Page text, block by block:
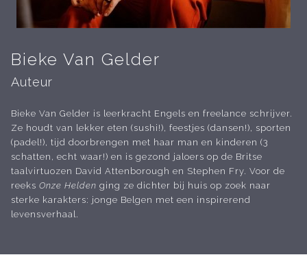
Bieke Van Gelder
Auteur
Bieke Van Gelder is leerkracht Engels en freelance schrijver.
Ze houdt van lekker eten (sushi!), feestjes (dansen!), sporten
(padel!), tijd doorbrengen met haar man en kinderen (3
schatten, echt waar!) en is gezond jaloers op de Britse
taalvirtuozen David Attenborough en Stephen Fry. Voor de
reeks Onze Helden ging ze dichter bij huis op zoek naar
sterke karakters: jonge Belgen met een inspirerend
levensverhaal.